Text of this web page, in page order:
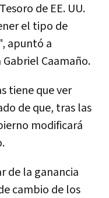
de EE. UU.
el tipo de
apuntó a
Caamaño.
tiene que ver
de que, tras las
modificará
de la ganancia
cambio de los